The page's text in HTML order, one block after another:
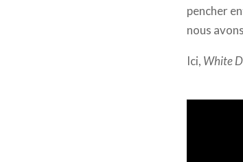
pencher
nous
Ici, White